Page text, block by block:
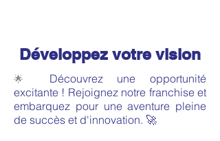
Développez votre vision
🌟 Découvrez une opportunité
excitante ! Rejoignez notre franchise et
embarquez pour une aventure pleine
de succès et d'innovation. 🚀